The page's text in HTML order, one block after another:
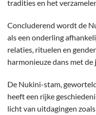
tradities en het
Concluderend wordt de
als een onderling
relaties, rituelen en
harmonieuze dans met de
De Nukini-stam,
heeft een rijke
licht van uitdagingen